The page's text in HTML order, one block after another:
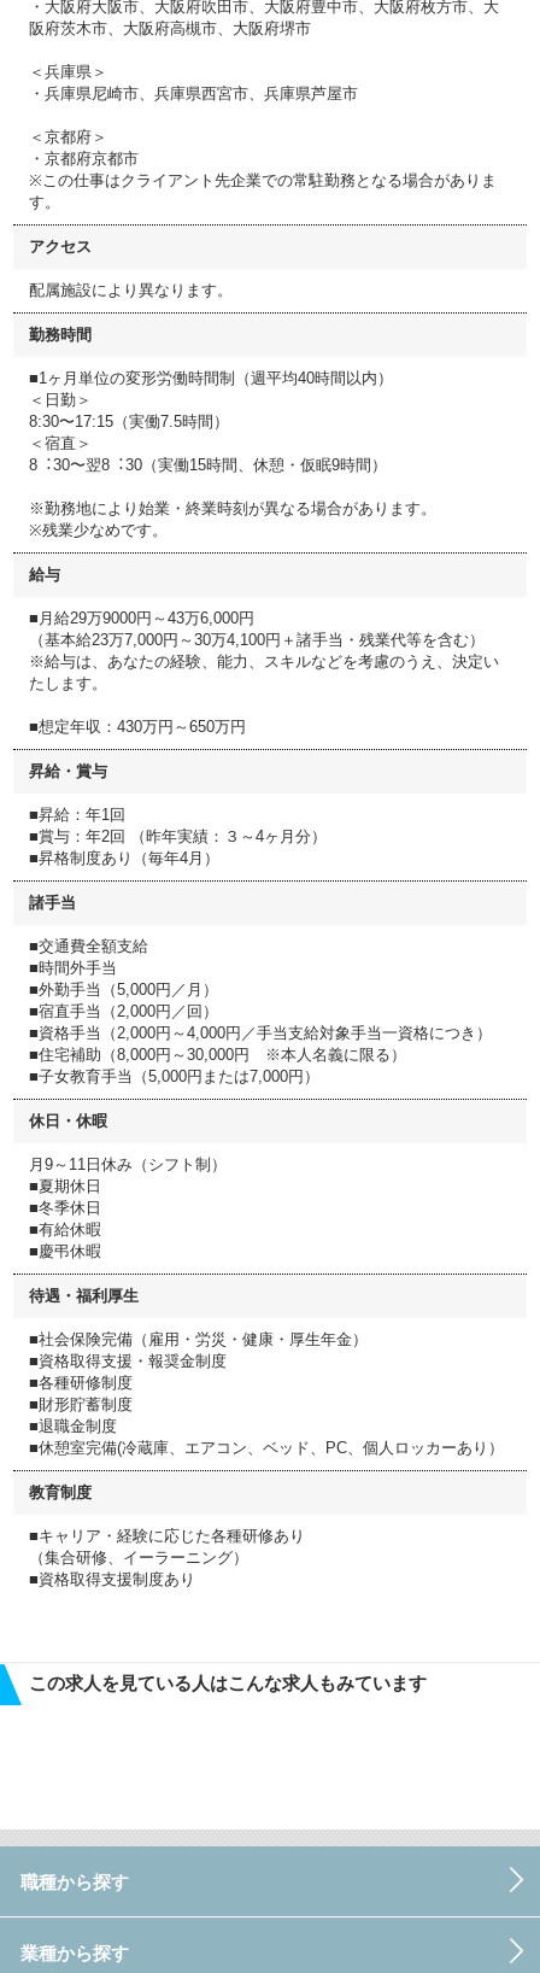
・⼤阪府⼤阪市、⼤阪府吹⽥市、大阪府豊中市、⼤阪府枚⽅市、⼤
阪府茨⽊市、⼤阪府⾼槻市、⼤阪府堺市
＜兵庫県＞
・兵庫県尼崎市、兵庫県西宮市、兵庫県芦屋市
＜京都府＞
・京都府京都市
※この仕事はクライアント先企業での常駐勤務となる場合がありま
す。
アクセス
配属施設により異なります。
勤務時間
■1ヶ⽉単位の変形労働時間制（週平均40時間以内）
＜⽇勤＞
8:30〜17:15（実働7.5時間）
＜宿直＞
8︓30〜翌8︓30（実働15時間、休憩・仮眠9時間）
※勤務地により始業・終業時刻が異なる場合があります。
※残業少なめです。
給与
■月給29万9000円～43万6,000円
（基本給23万7,000円～30万4,100円＋諸手当・残業代等を含む）
※給与は、あなたの経験、能⼒、スキルなどを考慮のうえ、決定い
たします。
■想定年収：430万円～650万円
昇給・賞与
■昇給：年1回
■賞与：年2回 （昨年実績：３～4ヶ⽉分）
■昇格制度あり（毎年4月）
諸手当
■交通費全額⽀給
■時間外⼿当
■外勤手当（5,000円／月）
■宿直⼿当（2,000円／回）
■資格⼿当（2,000円～4,000円／手当支給対象手当一資格につき）
■住宅補助（8,000円～30,000円 ※本人名義に限る）
■⼦⼥教育⼿当（5,000円または7,000円）
休日・休暇
⽉9～11⽇休み（シフト制）
■夏期休日
■冬季休日
■有給休暇
■慶弔休暇
待遇・福利厚生
■社会保険完備（雇⽤・労災・健康・厚⽣年⾦）
■資格取得⽀援・報奨⾦制度
■各種研修制度
■財形貯蓄制度
■退職⾦制度
■休憩室完備(冷蔵庫、エアコン、ベッド、PC、個⼈ロッカーあり）
教育制度
■キャリア・経験に応じた各種研修あり
（集合研修、イーラーニング）
■資格取得支援制度あり
この求人を見ている人はこんな求人もみています
職種から探す
業種から探す